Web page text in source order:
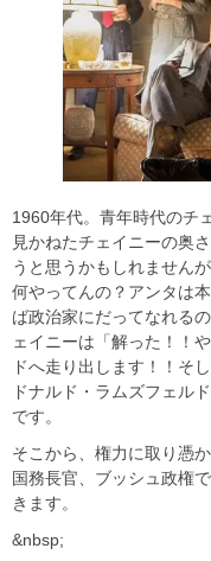
1960年代。青年時代のチ
見かねたチェイニーの奥
うと思うかもしれません
何やってんの？アンタは
ば政治家にだってなれる
ェイニーは「解った！！
ドへ走り出します！！そ
ドナルド・ラムズフェル
です。
そこから、権力に取り憑
国務長官、ブッシュ政権
きます。
&nbsp;